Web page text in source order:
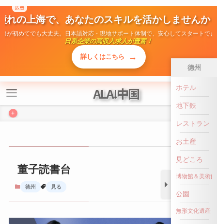
広告
れの上海で、あなたのスキルを活かしませんか
が初めてでも大丈夫。日本語対応・現地サポート体制で、安心してスタートで
日系企業の高収入求人が豊富！
詳しくはこちら →
ALA!中国
董子読書台
前へ戻る
德州
ホテル
地下鉄
レストラン
お土産
見どころ
博物館＆美術館
公園
無形文化遺産